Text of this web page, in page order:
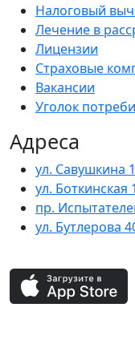
Налоговый
Лечение в
Лицензии
Страховые
Вакансии
Уголок
Адреса
ул. Савушкина
ул. Боткинская 1
пр.
ул. Бутлерова